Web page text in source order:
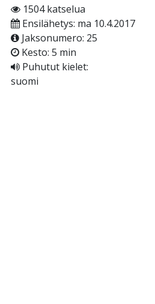
1504 katselua
Ensilähetys: ma 10.4.2017
Jaksonumero: 25
Kesto: 5 min
Puhutut kielet:
suomi